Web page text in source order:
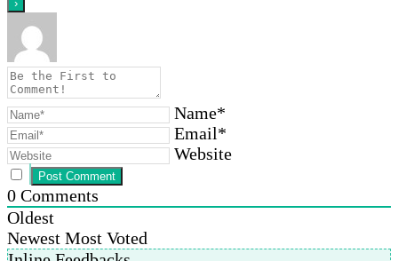
Name*
Email*
Website
0 Comments
Oldest
Newest Most Voted